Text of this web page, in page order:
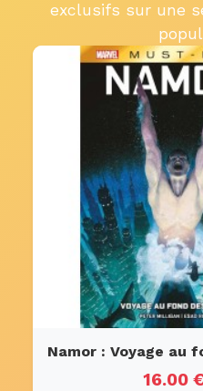
exclusifs sur une
Namor : Voyage au
16.00